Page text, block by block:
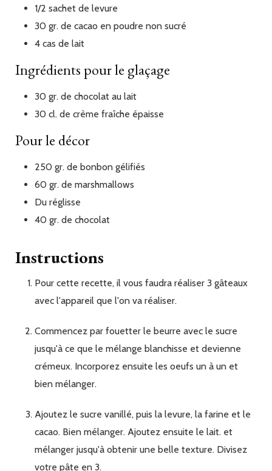
1/2 sachet de levure
30 gr. de cacao en poudre non sucré
4 cas de lait
Ingrédients pour le glaçage
30 gr. de chocolat au lait
30 cl. de crème fraîche épaisse
Pour le décor
250 gr. de bonbon gélifiés
60 gr. de marshmallows
Du réglisse
40 gr. de chocolat
Instructions
Pour cette recette, il vous faudra réaliser 3 gâteaux
avec l'appareil que l'on va réaliser.
Commencez par fouetter le beurre avec le sucre
jusqu'à ce que le mélange blanchisse et devienne
crémeux. Incorporez ensuite les oeufs un à un et
bien mélanger.
Ajoutez le sucre vanillé, puis la levure, la farine et le
cacao. Bien mélanger. Ajoutez ensuite le lait. et
mélanger jusqu'à obtenir une belle texture. Divisez
votre pâte en 3.